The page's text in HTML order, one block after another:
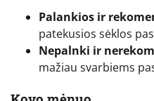
Palankios ir
patekusios sėklos
Nepalnki ir
mažiau svarbiems